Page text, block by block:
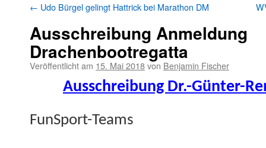
← Udo Bürgel gelingt Hattrick bei Marathon DM
Ausschreibung Anmeldung
Drachenbootregatta
Veröffentlicht am 15. Mai 2018von Benjamin Fischer
Auss­chrei­bung Dr.-Günter-
Fun­Sport-Teams